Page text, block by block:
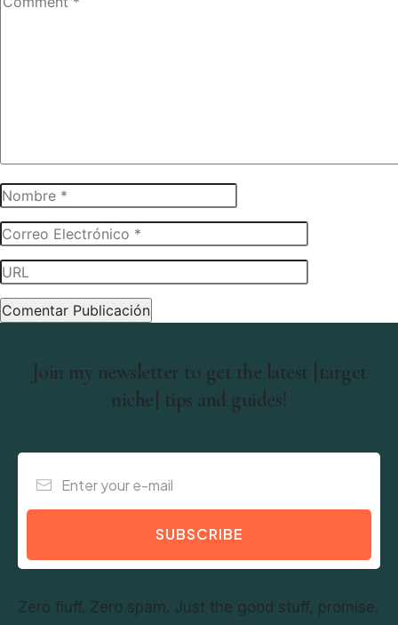
Join my newsletter to get the latest [target
niche] tips and guides!
SUBSCRIBE
Zero fluff. Zero spam. Just the good stuff, promise.